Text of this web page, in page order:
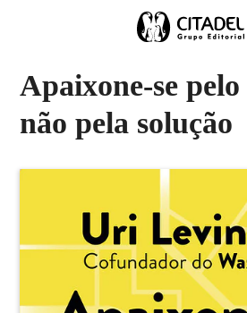
Apaixone-se
não pela solução